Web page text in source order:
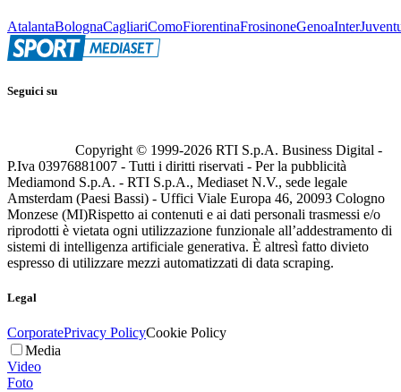
AtalantaBolognaCagliariComoFiorentinaFrosinoneGenoaInter
Seguici su
Copyright © 1999-2026 RTI S.p.A. Business Digital -
P.Iva 03976881007 - Tutti i diritti riservati - Per la pubblicità
Mediamond S.p.A. - RTI S.p.A., Mediaset N.V., sede legale
Amsterdam (Paesi Bassi) - Uffici Viale Europa 46, 20093 Cologno
Monzese (MI)Rispetto ai contenuti e ai dati personali trasmessi e/o
riprodotti è vietata ogni utilizzazione funzionale all’addestramento di
sistemi di intelligenza artificiale generativa. È altresì fatto divieto
espresso di utilizzare mezzi automatizzati di data scraping.
Legal
CorporatePrivacy PolicyCookie Policy
Media
Video
Foto